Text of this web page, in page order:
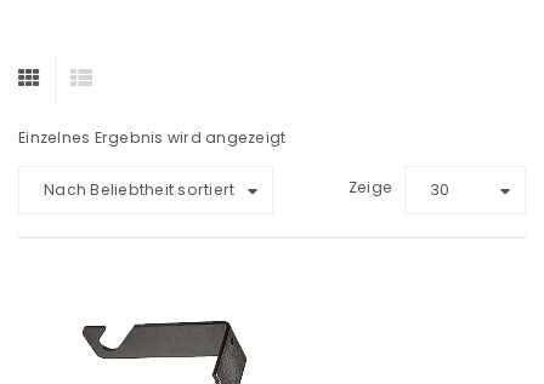
Einzelnes Ergebnis wird angezeigt
Nach Beliebtheit sortiert Zeige 30